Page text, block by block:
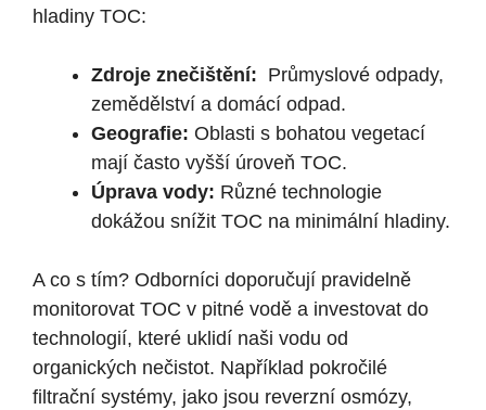
hladiny TOC:
Zdroje znečištění: ‌ Průmyslové odpady, ​
zemědělství a domácí odpad.
Geografie: Oblasti s bohatou vegetací
mají často vyšší ‌úroveň TOC.
Úprava vody: Různé technologie
dokážou snížit TOC na minimální hladiny.
A co s⁢ tím? Odborníci doporučují pravidelně ​
monitorovat TOC v pitné vodě ‌a investovat do
technologií, které uklidí naši vodu od
organických nečistot. ‍Například pokročilé
filtrační systémy, jako jsou reverzní osmózy,⁣